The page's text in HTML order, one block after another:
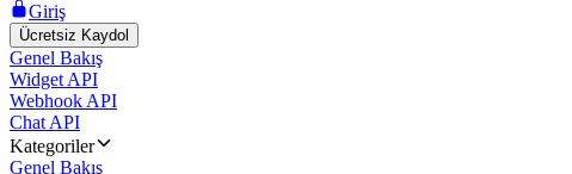
Giriş
Ücretsiz Kaydol
Genel Bakış
Widget API
Webhook API
Chat API
Kategoriler
Genel Bakış